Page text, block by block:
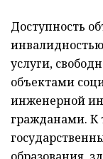
Доступность
услуги,
объектами
инженерной
гражданами. К